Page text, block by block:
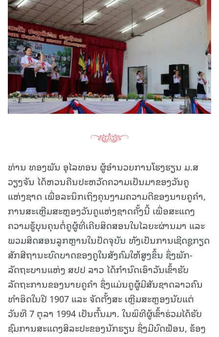
ທ່ານ ທອງພັນ ອຸໄລທອນ ຜູ້ອໍານວຍການໂຮງຮຽນ ມ.ສ
ວຽງຈັນ ໄດ້ຫວນຄືນປະຫວັດຄວາມເປັນມາຂອງວັນຄູ
ແຫ່ງຊາດ ເພື່ອລະນຶກເຖິງຄຸນງາມຄວາມດີຂອງນາຍຄູຄໍາ,
ການສະເຫຼີມສະຫຼອງວັນຄູແຫ່ງຊາດຄັ້ງນີ້ ເພື່ອສະແດງ
ຄວາມຮູ້ບຸນຄຸນຕໍ່ຄູຜູ້ທີ່ເຄີຍສິດສອນໃນໄລຍະຜ່ານມາ ແລະ
ພວມສິດສອນລູກຫຼານໃນປັດຈຸບັນ ທັງເປັນການເຊີດຊູກຽດ
ສັກສີຖານະບົດບາດຂອງຄູໃນສັງຄົມໃຫ້ສູງຂຶ້ນ ຊຶ່ງພັກ-
ລັດຖະບານແຫ່ງ ສປປ ລາວ ໄດ້ກໍານົດເອົາວັນເຂົ້າຮັບ
ລັດຖະການຂອງນາຍຄູຄໍາ ຊຶ່ງແມ່ນຄູຜູ້ມີສັນຊາດລາວຄົນ
ທໍາອິດໃນປີ 1907 ແລະ ຈັດຕັ້ງສະ ເຫຼີມສະຫຼອງນັບແຕ່
ວັນທີ 7 ຕຸລາ 1994 ເປັນຕົ້ນມາ. ໃນພິທີຜູ້ເຂົ້າຮ່ວມໄດ້ຮັບ
ຊົມການສະແດງສິລະປະຂອງນັກຮຽນ ຊຶ່ງມີບົດຟ້ອນ, ຮ້ອງ